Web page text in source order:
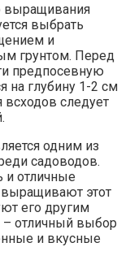
выращивания
выбрать
и
грунтом. Перед
предпосевную
на глубину 1-2 см
следует
одним из
садоводов.
отличные
этот
его другим
– отличный выбор
и вкусные